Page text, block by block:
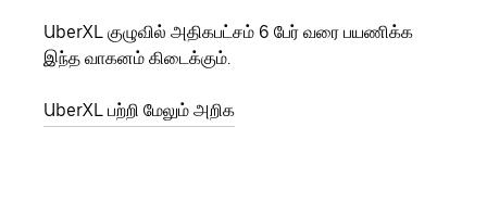
UberXL குழுவில் அதிகபட்சம் 6 பேர் வரை பயணிக்க
இந்த வாகனம் கிடைக்கும்.
UberXL பற்றி மேலும் அறிக